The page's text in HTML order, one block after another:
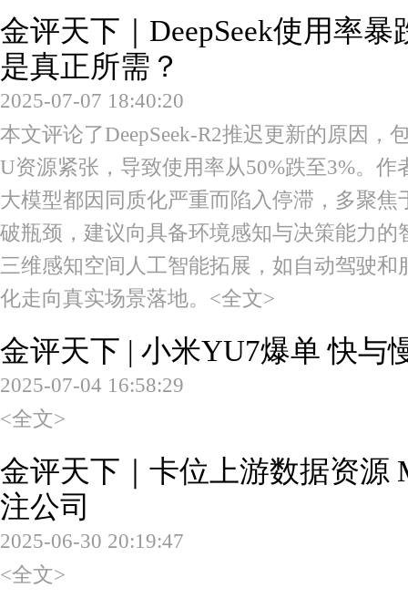
金评天下｜DeepSeek使用率
是真正所需？
2025-07-07 18:40:20
本文评论了DeepSeek-R2推迟更新的原因，
U资源紧张，导致使用率从50%跌至3%。作
大模型都因同质化严重而陷入停滞，多聚
破瓶颈，建议向具备环境感知与决策能力
三维感知空间人工智能拓展，如自动驾驶
化走向真实场景落地。 <全文>
金评天下 | 小米YU7爆单 快与
2025-07-04 16:58:29
<全文>
金评天下｜卡位上游数据资源
注公司
2025-06-30 20:19:47
<全文>